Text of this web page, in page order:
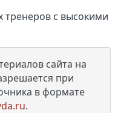
тренеров с высокими
сайта на
при
в формате
.